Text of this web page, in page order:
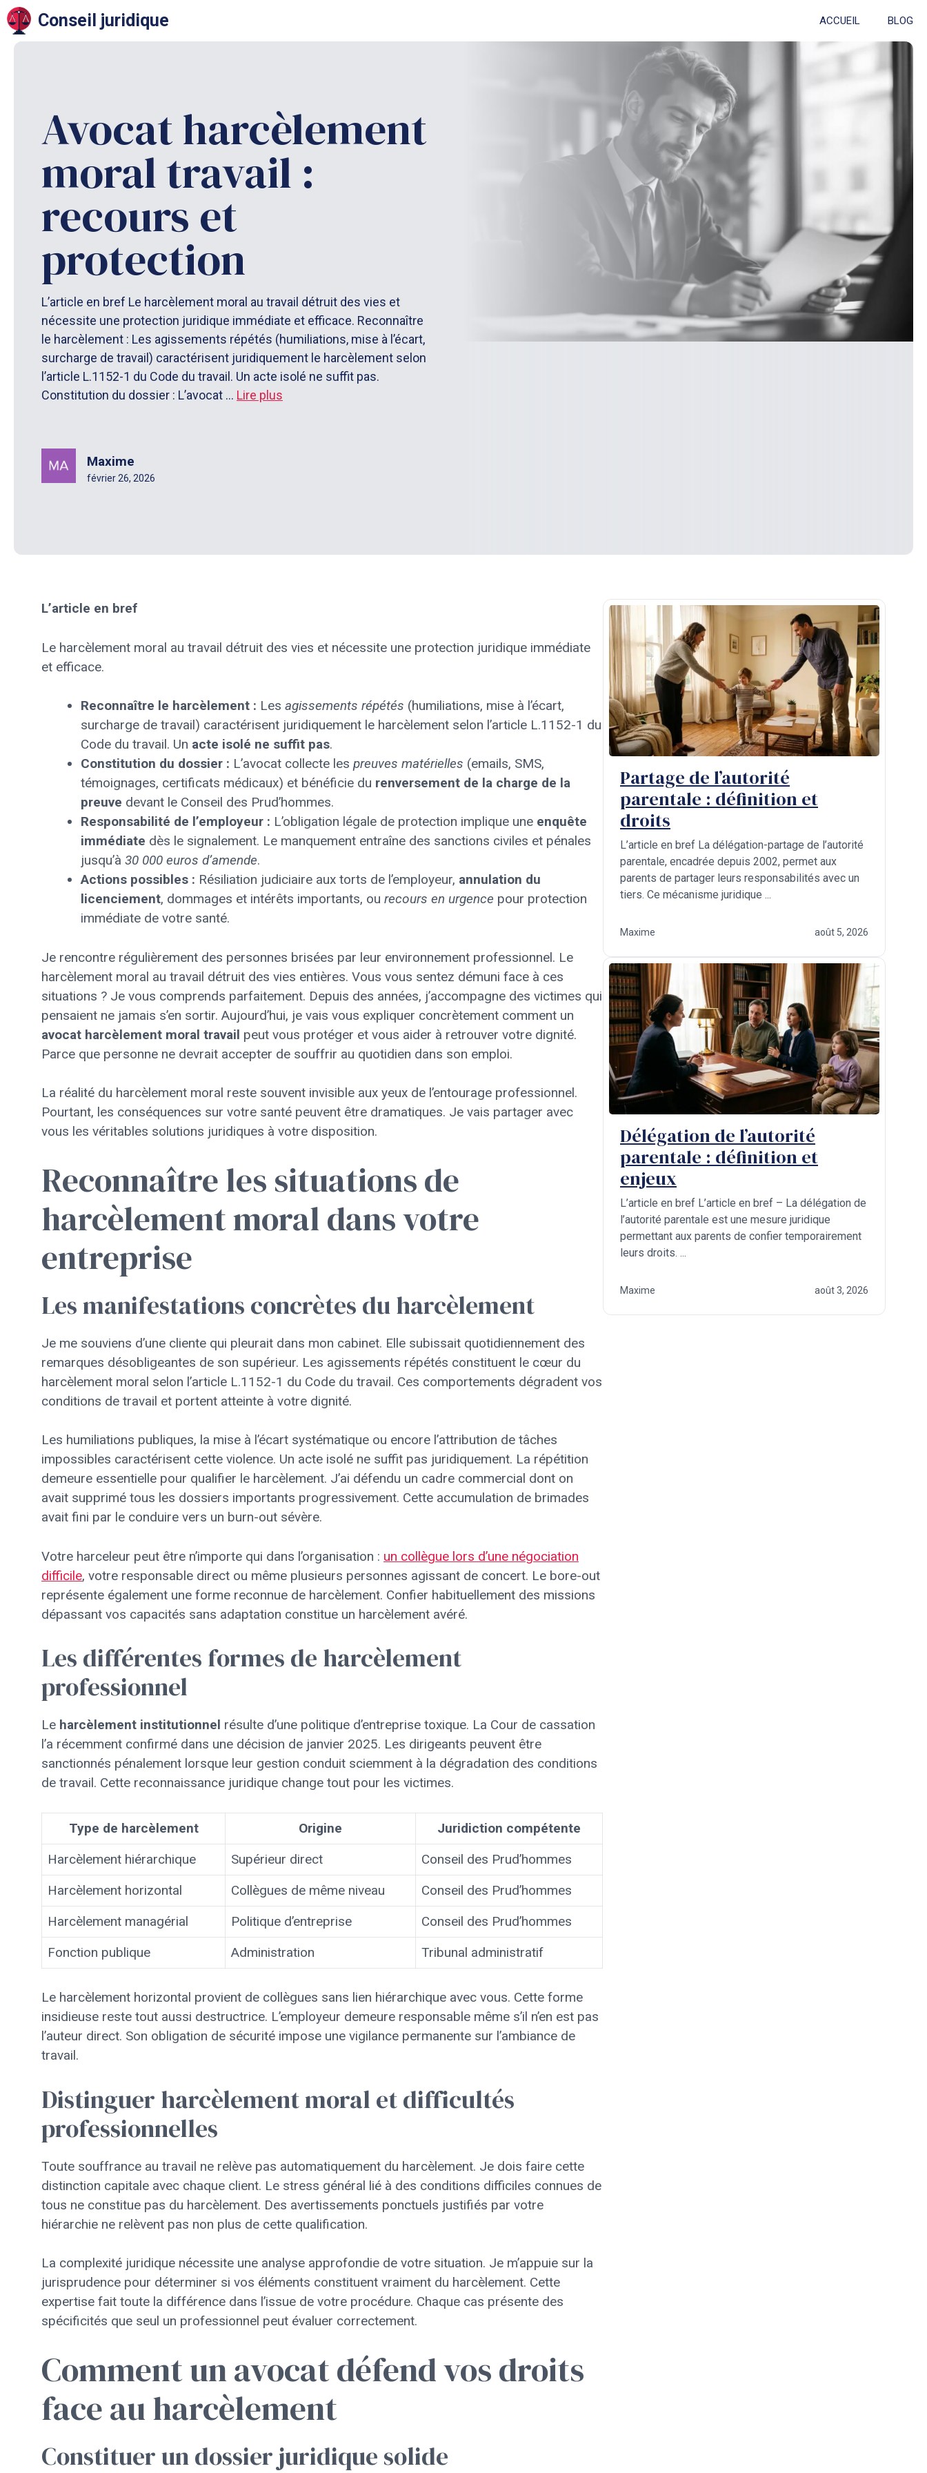
Aller
au
contenu
Conseil juridique ACCUEIL BLOG
Avocat harcèlement
moral travail :
recours et
protection
L’article en bref Le harcèlement moral au travail détruit des vies et
nécessite une protection juridique immédiate et efficace. Reconnaître
le harcèlement : Les agissements répétés (humiliations, mise à l’écart,
surcharge de travail) caractérisent juridiquement le harcèlement selon
l’article L.1152-1 du Code du travail. Un acte isolé ne suffit pas.
Constitution du dossier : L’avocat ... Lire plus
Maxime
février 26, 2026
L’article en bref
Le harcèlement moral au travail détruit des vies et nécessite une protection juridique immédiate
et efficace.
Reconnaître le harcèlement : Les agissements répétés (humiliations, mise à l’écart,
surcharge de travail) caractérisent juridiquement le harcèlement selon l’article L.1152-1 du
Code du travail. Un acte isolé ne suffit pas.
Constitution du dossier : L’avocat collecte les preuves matérielles (emails, SMS,
témoignages, certificats médicaux) et bénéficie du renversement de la charge de la
preuve devant le Conseil des Prud’hommes.
Responsabilité de l’employeur : L’obligation légale de protection implique une enquête
immédiate dès le signalement. Le manquement entraîne des sanctions civiles et pénales
jusqu’à 30 000 euros d’amende.
Actions possibles : Résiliation judiciaire aux torts de l’employeur, annulation du
licenciement, dommages et intérêts importants, ou recours en urgence pour protection
immédiate de votre santé.
Je rencontre régulièrement des personnes brisées par leur environnement professionnel. Le
harcèlement moral au travail détruit des vies entières. Vous vous sentez démuni face à ces
situations ? Je vous comprends parfaitement. Depuis des années, j’accompagne des victimes qui
pensaient ne jamais s’en sortir. Aujourd’hui, je vais vous expliquer concrètement comment un
avocat harcèlement moral travail peut vous protéger et vous aider à retrouver votre dignité.
Parce que personne ne devrait accepter de souffrir au quotidien dans son emploi.
La réalité du harcèlement moral reste souvent invisible aux yeux de l’entourage professionnel.
Pourtant, les conséquences sur votre santé peuvent être dramatiques. Je vais partager avec
vous les véritables solutions juridiques à votre disposition.
Reconnaître les situations de
harcèlement moral dans votre
entreprise
Les manifestations concrètes du harcèlement
Je me souviens d’une cliente qui pleurait dans mon cabinet. Elle subissait quotidiennement des
remarques désobligeantes de son supérieur. Les agissements répétés constituent le cœur du
harcèlement moral selon l’article L.1152-1 du Code du travail. Ces comportements dégradent vos
conditions de travail et portent atteinte à votre dignité.
Les humiliations publiques, la mise à l’écart systématique ou encore l’attribution de tâches
impossibles caractérisent cette violence. Un acte isolé ne suffit pas juridiquement. La répétition
demeure essentielle pour qualifier le harcèlement. J’ai défendu un cadre commercial dont on
avait supprimé tous les dossiers importants progressivement. Cette accumulation de brimades
avait fini par le conduire vers un burn-out sévère.
Votre harceleur peut être n’importe qui dans l’organisation : un collègue lors d’une négociation
difficile, votre responsable direct ou même plusieurs personnes agissant de concert. Le bore-out
représente également une forme reconnue de harcèlement. Confier habituellement des missions
dépassant vos capacités sans adaptation constitue un harcèlement avéré.
Les différentes formes de harcèlement
professionnel
Le harcèlement institutionnel résulte d’une politique d’entreprise toxique. La Cour de cassation
l’a récemment confirmé dans une décision de janvier 2025. Les dirigeants peuvent être
sanctionnés pénalement lorsque leur gestion conduit sciemment à la dégradation des conditions
de travail. Cette reconnaissance juridique change tout pour les victimes.
Type de harcèlement Origine
Juridiction compétente
Harcèlement hiérarchique
Supérieur direct
Conseil des Prud’hommes
Harcèlement horizontal
Collègues de même niveau
Conseil des Prud’hommes
Harcèlement managérial
Politique d’entreprise
Conseil des Prud’hommes
Fonction publique
Administration Tribunal administratif
Le harcèlement horizontal provient de collègues sans lien hiérarchique avec vous. Cette forme
insidieuse reste tout aussi destructrice. L’employeur demeure responsable même s’il n’en est pas
l’auteur direct. Son obligation de sécurité impose une vigilance permanente sur l’ambiance de
travail.
Distinguer harcèlement moral et difficultés
professionnelles
Toute souffrance au travail ne relève pas automatiquement du harcèlement. Je dois faire cette
distinction capitale avec chaque client. Le stress général lié à des conditions difficiles connues de
tous ne constitue pas du harcèlement. Des avertissements ponctuels justifiés par votre
hiérarchie ne relèvent pas non plus de cette qualification.
La complexité juridique nécessite une analyse approfondie de votre situation. Je m’appuie sur la
jurisprudence pour déterminer si vos éléments constituent vraiment du harcèlement. Cette
expertise fait toute la différence dans l’issue de votre procédure. Chaque cas présente des
spécificités que seul un professionnel peut évaluer correctement.
Comment un avocat défend vos droits
face au harcèlement
Constituer un dossier juridique solide
Partage de l’autorité
parentale : définition et
droits
L’article en bref La délégation-partage de l’autorité
parentale, encadrée depuis 2002, permet aux
parents de partager leurs responsabilités avec un
tiers. Ce mécanisme juridique ...
Maxime août 5, 2026
Délégation de l’autorité
parentale : définition et
enjeux
L’article en bref L’article en bref – La délégation de
l’autorité parentale est une mesure juridique
permettant aux parents de confier temporairement
leurs droits. ...
Maxime août 3, 2026